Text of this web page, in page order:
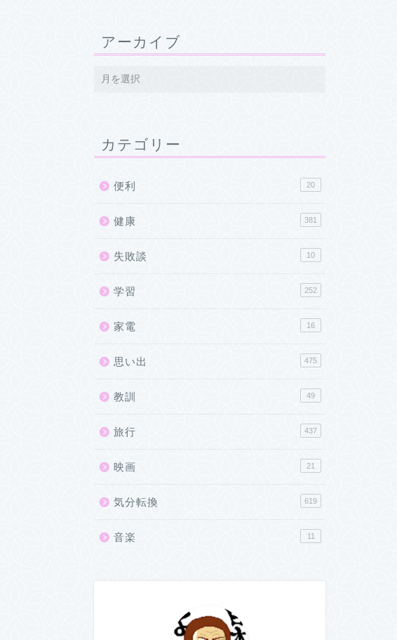
アーカイブ
カテゴリー
便利 20
健康 381
失敗談 10
学習 252
家電 16
思い出 475
教訓 49
旅行 437
映画 21
気分転換 619
音楽 11